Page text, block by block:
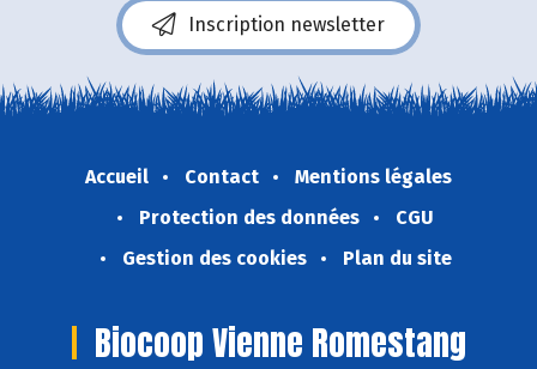
Inscription newsletter
Accueil Contact
Mentions légales
Protection des données
CGU
Gestion des cookies
Plan du site
Biocoop Vienne Romestang